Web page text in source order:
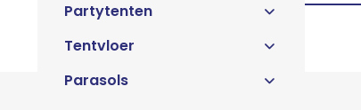
Partytenten
Tentvloer
Parasols